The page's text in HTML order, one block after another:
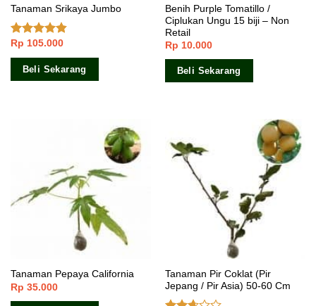
Tanaman Srikaya Jumbo
Dinilai
4.50dari 5
Rp 105.000
Beli Sekarang
Benih Purple Tomatillo /
Ciplukan Ungu 15 biji – Non
Retail
Rp 10.000
Beli Sekarang
Tanaman Pepaya California
Rp 35.000
Tanaman Pir Coklat (Pir
Jepang / Pir Asia) 50-60 Cm